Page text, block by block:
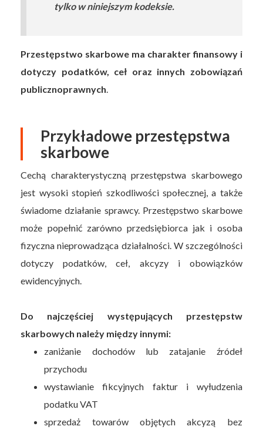
tylko w niniejszym kodeksie.
Przestępstwo skarbowe ma charakter finansowy i
dotyczy podatków, ceł oraz innych zobowiązań
publicznoprawnych.
Przykładowe przestępstwa
skarbowe
Cechą charakterystyczną przestępstwa skarbowego
jest wysoki stopień szkodliwości społecznej, a także
świadome działanie sprawcy. Przestępstwo skarbowe
może popełnić zarówno przedsiębiorca jak i osoba
fizyczna nieprowadząca działalności. W szczególności
dotyczy podatków, ceł, akcyzy i obowiązków
ewidencyjnych.
Do najczęściej występujących przestępstw
skarbowych należy między innymi:
zaniżanie dochodów lub zatajanie źródeł
przychodu
wystawianie fikcyjnych faktur i wyłudzenia
podatku VAT
sprzedaż towarów objętych akcyzą bez